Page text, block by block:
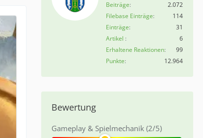
Beiträge
2.072
Filebase Einträge
114
Einträge
31
Artikel
6
Erhaltene Reaktionen
99
Punkte
12.964
Bewertung
Gameplay & Spielmechanik (2/5)